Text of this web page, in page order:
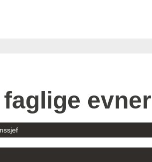
faglige evner